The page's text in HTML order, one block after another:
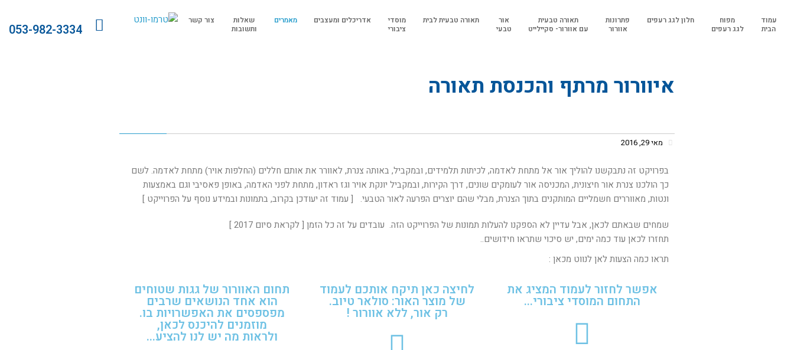
053-982-3334
עמוד
הבית
מפוח
לגג רעפים
חלון לגג רעפים
פתרונות
אוורור
תאורה טבעית
עם אוורור- סקיילייט
אור
טבעי
תאורה טבעית לבית
מוסדי
ציבורי
אדריכלים ומעצבים מאמרים
שאלות
ותשובות
צור קשר
איוורור מרתף והכנסת תאורה
טבעית, מאה שערים, ירושלים
מאי 29, 2016
בפרויקט זה נתבקשנו להוליך אור אל מתחת לאדמה, לכיתות תלמידים, ובמקביל, באותה צנרת, לאוורר את אותם חללים (החלפות אויר) מתחת לאדמה. לשם
כך הולכנו צנרת אור חיצונית, המכניסה אור לעומקים שונים, דרך הקירות, ובמקביל יונקת אויר וגז ראדון, מתחת לפני האדמה, באופן פאסיבי וגם באמצעות
ונטות, מאווררים חשמליים המותקנים בתוך הצנרת, מבלי שהם יוצרים הפרעה לאור הטבעי. [ עמוד זה יעודכן בקרוב, בתמונות ובמידע נוסף על הפרוייקט ]
שמחים שבאתם לכאן, אבל עדיין לא הספקנו להעלות תמונות של הפרוייקט הזה. עובדים על זה כל הזמן [ לקראת סיום 2017 ]
תחזרו לכאן עוד כמה ימים, יש סיכוי שתראו חידושים..
תראו כמה הצעות לאן לנווט מכאן :
אפשר לחזור לעמוד המציג את
התחום המוסדי ציבורי...
לחיצה כאן תיקח אותכם לעמוד
של מוצר האור: סולאר טיוב.
רק אור, ללא אוורור !
תחום האוורור של גגות שטוחים
הוא אחד הנושאים שרבים
מפספסים את האפשרויות בו.
מוזמנים להיכנס לכאן,
ולראות מה יש לנו להציע...